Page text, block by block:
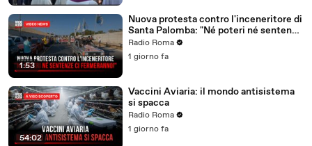
1:53
Nuova protesta contro l'inceneritore di
Santa Palomba: "Né poteri né sentenze
ci fermeranno!"
Radio Roma
1 giorno fa
54:02
Vaccini Aviaria: il mondo antisistema
si spacca
Radio Roma
1 giorno fa